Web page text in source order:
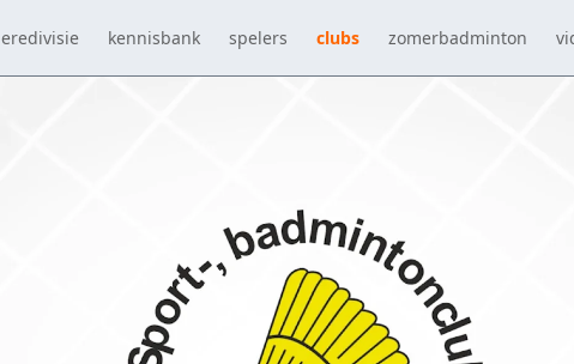
eredivisie kennisbank spelers clubs zomerbadminton